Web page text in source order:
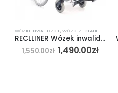
WÓZKI INWALIDZKIE,WÓZKI ZE STABILIZACJĄ
RECLLINER Wózek inwalidzki z odchylanym oparciem
1,550.00zł 1,490.00zł